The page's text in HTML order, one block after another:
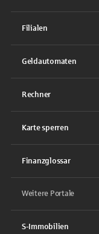
Filialen
Geldautomaten
Rechner
Karte sperren
Finanzglossar
Weitere Portale
S-Immobilien